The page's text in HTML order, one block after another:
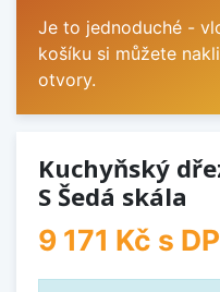
Je to jednoduché -
košíku si můžete
otvory.
Kuchyňský
S Šedá skála
9 171 Kč s